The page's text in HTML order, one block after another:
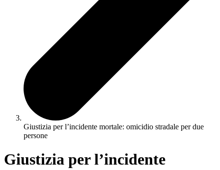
Giustizia per l’incidente mortale: omicidio stradale per due
persone
Giustizia per l’incidente